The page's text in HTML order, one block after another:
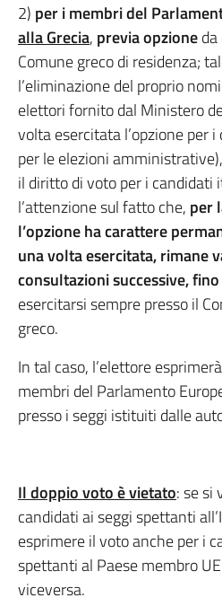
2) per i membri del
alla Grecia, previa opzione
Comune greco di residenza;
l’eliminazione del proprio
elettori fornito dal Ministero
volta esercitata l’opzione per
per le elezioni
il diritto di voto per i candidati
l’attenzione sul fatto che, per
l’opzione ha carattere
una volta esercitata,rimane
consultazioni successive,
esercitarsi sempre presso il
greco.
In tal caso, l’elettore
membri del Parlamento
presso i seggi istituiti dalle
Il doppio voto è vietato: se si
candidati ai seggi spettanti
esprimere il voto anche per i
spettanti al Paese membro
viceversa.